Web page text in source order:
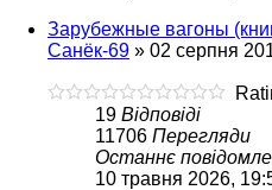
Зарубежные вагоны
Санёк-69 » 02 серпня
19 Відповіді
11706 Перегляди
Останнє
10 травня 2026,